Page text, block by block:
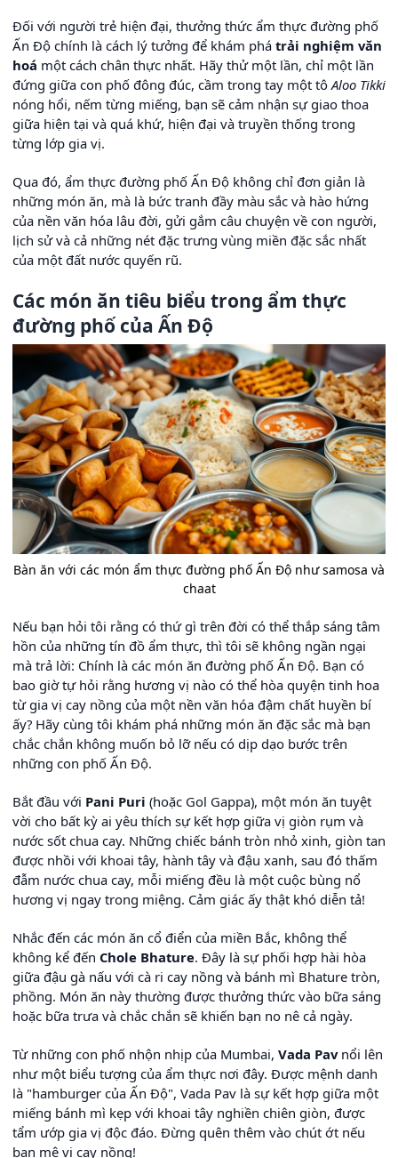
Đối với người trẻ hiện đại, thưởng thức ẩm thực đường phố
Ấn Độ chính là cách lý tưởng để khám phá trải nghiệm văn
hoá một cách chân thực nhất. Hãy thử một lần, chỉ một lần
đứng giữa con phố đông đúc, cầm trong tay một tô Aloo Tikki
nóng hổi, nếm từng miếng, bạn sẽ cảm nhận sự giao thoa
giữa hiện tại và quá khứ, hiện đại và truyền thống trong
từng lớp gia vị.
Qua đó, ẩm thực đường phố Ấn Độ không chỉ đơn giản là
những món ăn, mà là bức tranh đầy màu sắc và hào hứng
của nền văn hóa lâu đời, gửi gắm câu chuyện về con người,
lịch sử và cả những nét đặc trưng vùng miền đặc sắc nhất
của một đất nước quyến rũ.
Các món ăn tiêu biểu trong ẩm thực
đường phố của Ấn Độ
Bàn ăn với các món ẩm thực đường phố Ấn Độ như samosa và
chaat
Nếu bạn hỏi tôi rằng có thứ gì trên đời có thể thắp sáng tâm
hồn của những tín đồ ẩm thực, thì tôi sẽ không ngần ngại
mà trả lời: Chính là các món ăn đường phố Ấn Độ. Bạn có
bao giờ tự hỏi rằng hương vị nào có thể hòa quyện tinh hoa
từ gia vị cay nồng của một nền văn hóa đậm chất huyền bí
ấy? Hãy cùng tôi khám phá những món ăn đặc sắc mà bạn
chắc chắn không muốn bỏ lỡ nếu có dịp dạo bước trên
những con phố Ấn Độ.
Bắt đầu với Pani Puri (hoặc Gol Gappa), một món ăn tuyệt
vời cho bất kỳ ai yêu thích sự kết hợp giữa vị giòn rụm và
nước sốt chua cay. Những chiếc bánh tròn nhỏ xinh, giòn tan
được nhồi với khoai tây, hành tây và đậu xanh, sau đó thấm
đẫm nước chua cay, mỗi miếng đều là một cuộc bùng nổ
hương vị ngay trong miệng. Cảm giác ấy thật khó diễn tả!
Nhắc đến các món ăn cổ điển của miền Bắc, không thể
không kể đến Chole Bhature. Đây là sự phối hợp hài hòa
giữa đậu gà nấu với cà ri cay nồng và bánh mì Bhature tròn,
phồng. Món ăn này thường được thưởng thức vào bữa sáng
hoặc bữa trưa và chắc chắn sẽ khiến bạn no nê cả ngày.
Từ những con phố nhộn nhịp của Mumbai, Vada Pavnổi lên
như một biểu tượng của ẩm thực nơi đây. Được mệnh danh
là "hamburger của Ấn Độ", Vada Pav là sự kết hợp giữa một
miếng bánh mì kẹp với khoai tây nghiền chiên giòn, được
tẩm ướp gia vị độc đáo. Đừng quên thêm vào chút ớt nếu
bạn mê vị cay nồng!